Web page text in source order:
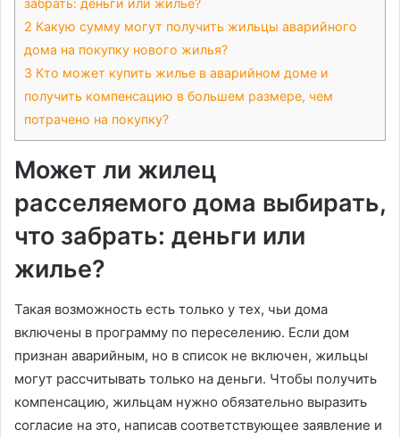
забрать: деньги или жилье?
2 Какую сумму могут получить жильцы аварийного
дома на покупку нового жилья?
3 Кто может купить жилье в аварийном доме и
получить компенсацию в большем размере, чем
потрачено на покупку?
Может ли жилец
расселяемого дома выбирать,
что забрать: деньги или
жилье?
Такая возможность есть только у тех, чьи дома
включены в программу по переселению. Если дом
признан аварийным, но в список не включен, жильцы
могут рассчитывать только на деньги. Чтобы получить
компенсацию, жильцам нужно обязательно выразить
согласие на это, написав соответствующее заявление и